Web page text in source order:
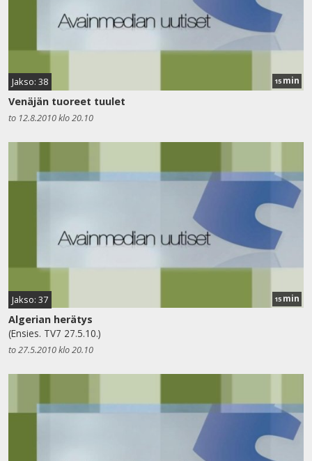
Jakso: 38 15 min
Venäjän tuoreet tuulet
to 12.8.2010 klo 20.10
Jakso: 37 15 min
Algerian herätys
(Ensies. TV7 27.5.10.)
to 27.5.2010 klo 20.10